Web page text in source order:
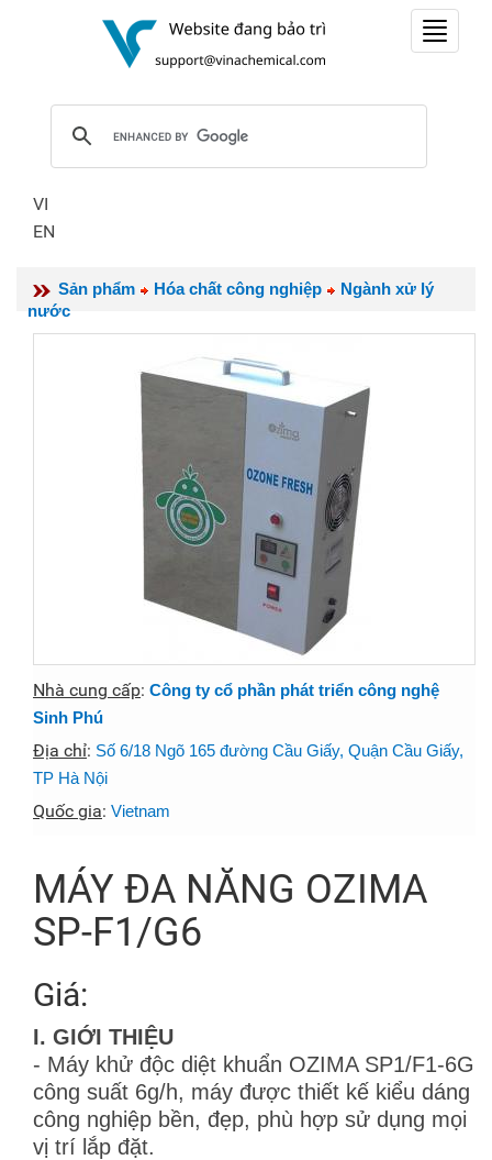
Toggle
VI
EN
Sản phẩm Hóa chất công nghiệp
Ngành xử lý
nước
Nhà cung cấp: Công ty cổ phần phát triển công nghệ
Sinh Phú
Địa chỉ: Số 6/18 Ngõ 165 đường Cầu Giấy, Quận Cầu Giấy,
TP Hà Nội
Quốc gia: Vietnam
MÁY ĐA NĂNG OZIMA
SP-F1/G6
Giá:
I. GIỚI THIỆU
- Máy khử độc diệt khuẩn OZIMA SP1/F1-6G
công suất 6g/h, máy được thiết kế kiểu dáng
công nghiệp bền, đẹp, phù hợp sử dụng mọi
vị trí lắp đặt.